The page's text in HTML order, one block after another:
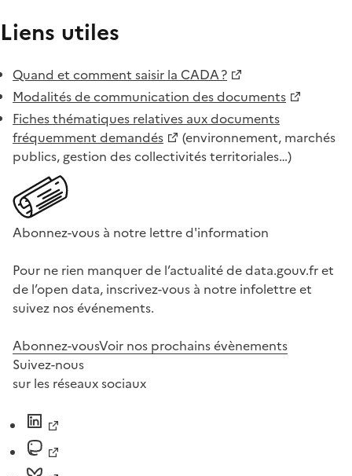
Liens utiles
Quand et comment saisir la CADA ?
Modalités de communication des documents
Fiches thématiques relatives aux documents
fréquemment demandés
(environnement, marchés
publics, gestion des collectivités territoriales…)
Abonnez-vous à notre lettre d'information
Pour ne rien manquer de l’actualité de data.gouv.fr et
de l’open data, inscrivez-vous à notre infolettre et
suivez nos événements.
Abonnez-vousVoir nos prochains évènements
Suivez-nous
sur les réseaux sociaux